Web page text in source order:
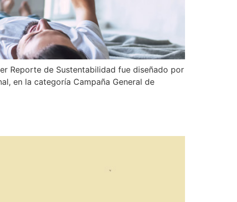
Reporte de Sustentabilidad fue diseñado por
en la categoría Campaña General de